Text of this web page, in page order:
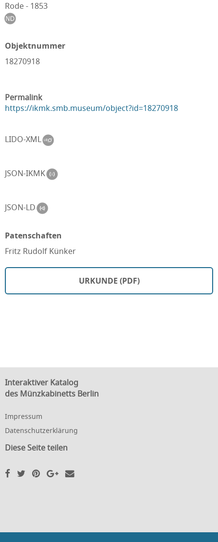
Rode - 1853
Objektnummer
18270918
Permalink
https://ikmk.smb.museum/object?id=18270918
LIDO-XML
JSON-IKMK
JSON-LD
Patenschaften
Fritz Rudolf Künker
URKUNDE (PDF)
Interaktiver Katalog
des Münzkabinetts Berlin
Impressum
Datenschutzerklärung
Diese Seite teilen